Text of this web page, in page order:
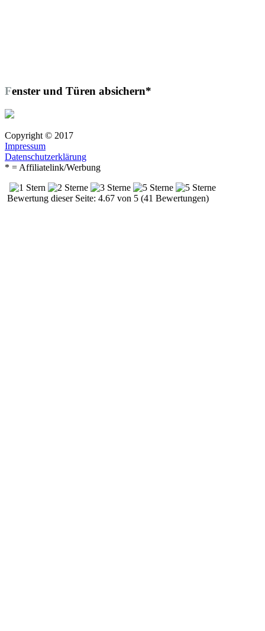
Fenster und Türen absichern*
Copyright © 2017
Impressum
Datenschutzerklärung
* = Affiliatelink/Werbung
Bewertung dieser Seite: 4.67 von 5 (41 Bewertungen)